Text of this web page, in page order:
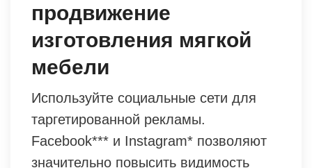
продвижение
изготовления мягкой
мебели
Используйте социальные сети для
таргетированной рекламы.
Facebook*** и Instagram* позволяют
значительно повысить видимость